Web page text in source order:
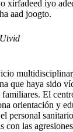
xirfadeed iyo
aad joogto.
Utvid
que haya sido
El
orientación y
personal
con las